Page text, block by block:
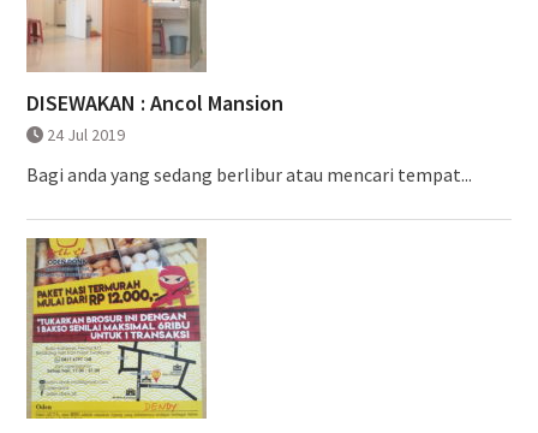
DISEWAKAN : Ancol Mansion
24 Jul 2019
Bagi anda yang sedang berlibur atau mencari tempat...